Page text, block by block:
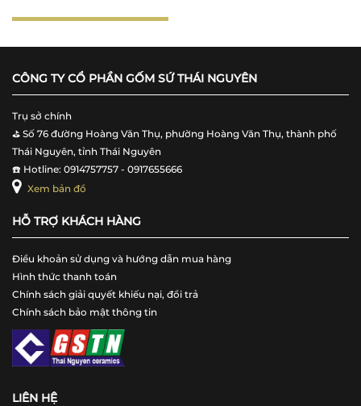
CÔNG TY CỔ PHẦN GỐM SỨ THÁI NGUYÊN
Trụ sở chính
⛳️ Số 76 đường Hoàng Văn Thụ, phường Hoàng Văn Thụ, thành phố
Thái Nguyên, tỉnh Thái Nguyên
☎️ Hotline: 0914757757 - 0917655666
Xem bản đồ
HỖ TRỢ KHÁCH HÀNG
Điều khoản sử dụng và hướng dẫn mua hàng
Hình thức thanh toán
Chính sách giải quyết khiếu nại, đổi trả
Chính sách bảo mật thông tin
LIÊN HỆ